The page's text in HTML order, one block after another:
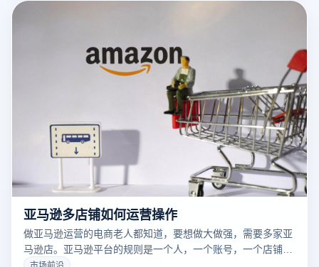
亚马逊多店铺如何运营操作
做亚马逊运营的电商老人都知道，要想做大做强，需要多家亚
马逊店。亚马逊平台的规则是一个人，一个账号，一个店铺。
这样做是为了保护卖家，防止卖家重复销售同样的产品。因为
市场前沿